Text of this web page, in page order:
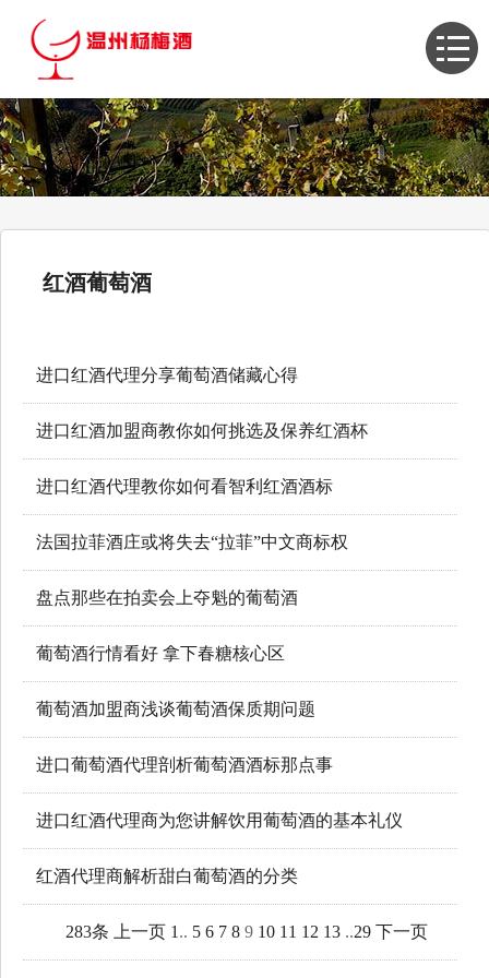
红酒葡萄酒
进口红酒代理分享葡萄酒储藏心得
进口红酒加盟商教你如何挑选及保养红酒杯
进口红酒代理教你如何看智利红酒酒标
法国拉菲酒庄或将失去“拉菲”中文商标权
盘点那些在拍卖会上夺魁的葡萄酒
葡萄酒行情看好 拿下春糖核心区
葡萄酒加盟商浅谈葡萄酒保质期问题
进口葡萄酒代理剖析葡萄酒酒标那点事
进口红酒代理商为您讲解饮用葡萄酒的基本礼仪
红酒代理商解析甜白葡萄酒的分类
283条 上一页 1 .. 5 6 7 8 9 10 11 12 13 ..29 下一页